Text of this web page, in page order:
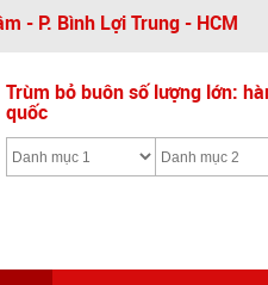
- P. Bình Lợi Trung - HCM
Trùm bỏ buôn số lượng lớn:
quốc